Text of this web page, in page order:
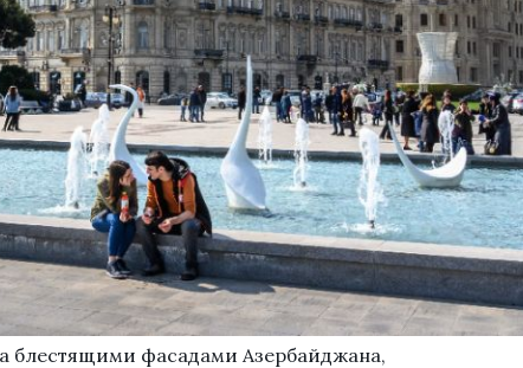
блестящими фасадами Азербайджана,